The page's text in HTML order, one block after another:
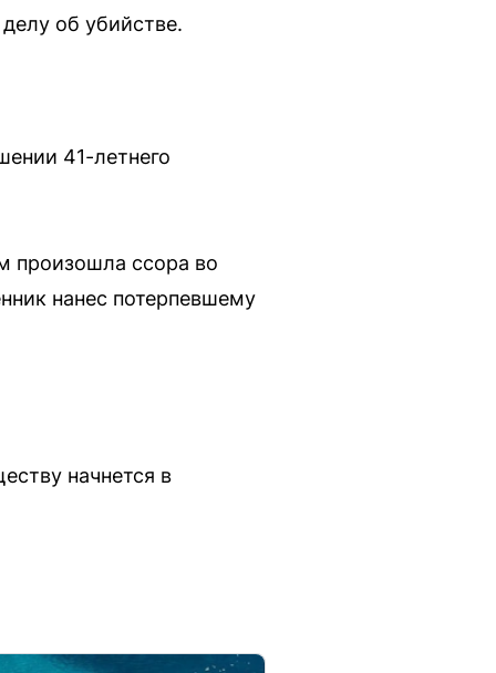
об убийстве.
41-летнего
произошла ссора во
нанес потерпевшему
начнется в